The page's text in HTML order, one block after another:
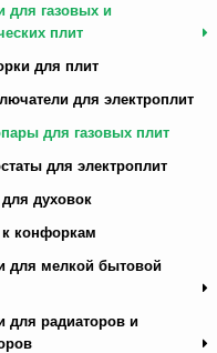
для газовых и
плит
для плит
для электроплит
для газовых плит
для электроплит
духовок
конфоркам
для мелкой бытовой
для радиаторов и